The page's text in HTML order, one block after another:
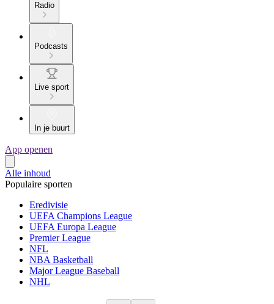
Radio
Podcasts
Live sport
In je buurt
App openen
Alle inhoud
Populaire sporten
Eredivisie
UEFA Champions League
UEFA Europa League
Premier League
NFL
NBA Basketball
Major League Baseball
NHL